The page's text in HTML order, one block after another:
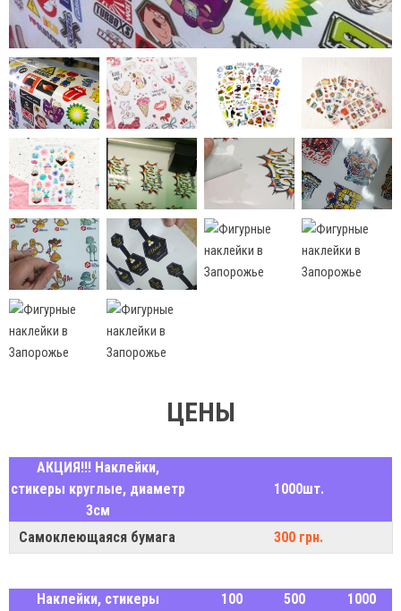
ЦЕНЫ
АКЦИЯ!!! Наклейки,
стикеры круглые, диаметр
3см
1000шт.
Самоклеющаяся бумага 300 грн.
Наклейки, стикеры
100
500
1000